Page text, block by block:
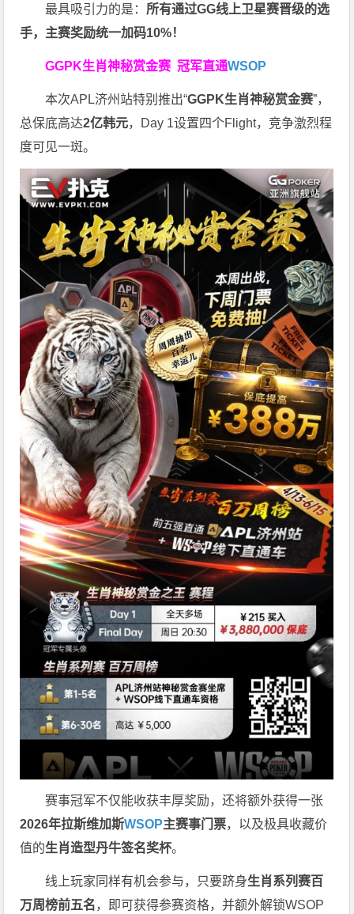
最具吸引力的是： 所有通过GG线上卫星赛晋级的选
手，主赛奖励统一加码10%！
GGPK生肖神秘赏金赛冠军直通WSOP
本次APL济州站特别推出“GGPK生肖神秘赏金赛”，
总保底高达2亿韩元，Day 1设置四个Flight，竞争激烈程
度可见一斑。
赛事冠军不仅能收获丰厚奖励，还将额外获得一张
2026年拉斯维加斯WSOP主赛事门票，以及极具收藏价
值的生肖造型丹牛签名奖杯。
线上玩家同样有机会参与，只要跻身生肖系列赛百
万周榜前五名，即可获得参赛资格，并额外解锁WSOP